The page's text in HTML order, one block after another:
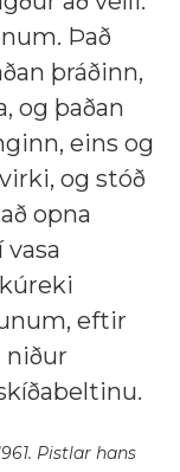
Það
þráðinn,
og þaðan
eins og
og stóð
opna
vasa
eftir
niður
Pistlar hans